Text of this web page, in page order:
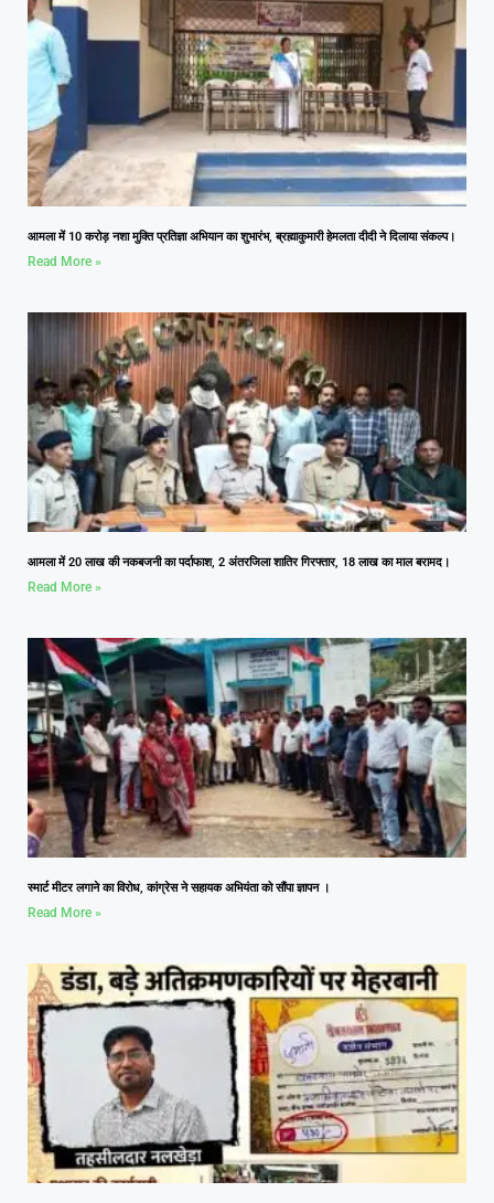
आमला में 10 करोड़ नशा मुक्ति प्रतिज्ञा अभियान का शुभारंभ, ब्रह्माकुमारी हेमलता दीदी ने दिलाया संकल्प।
Read More »
आमला में 20 लाख की नकबजनी का पर्दाफाश, 2 अंतरजिला शातिर गिरफ्तार, 18 लाख का माल बरामद।
Read More »
स्मार्ट मीटर लगाने का विरोध, कांग्रेस ने सहायक अभियंता को सौंपा ज्ञापन ।
Read More »